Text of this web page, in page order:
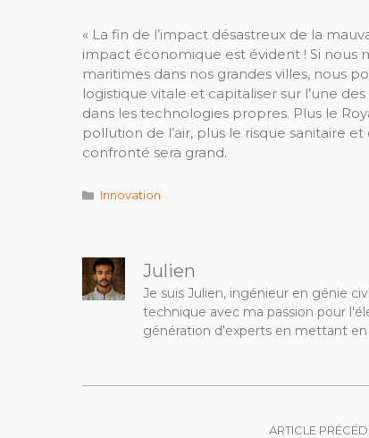
« La fin de l’impact désastreux de la
impact économique est évident ! Si
maritimes dans nos grandes villes, nous
logistique vitale et capitaliser sur l’une
dans les technologies propres. Plus le
pollution de l’air, plus le risque sanitaire
confronté sera grand.
Catégories
Innovation
Julien
Je suis Julien, ingénieur en génie
technique avec ma passion pour
génération d'experts en mettant
ARTICLE